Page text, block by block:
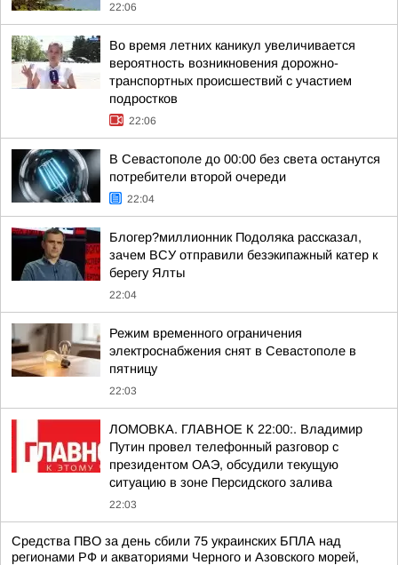
22:06
Во время летних каникул увеличивается
вероятность возникновения дорожно-
транспортных происшествий с участием
подростков
22:06
В Севастополе до 00:00 без света останутся
потребители второй очереди
22:04
Блогер?миллионник Подоляка рассказал,
зачем ВСУ отправили безэкипажный катер к
берегу Ялты
22:04
Режим временного ограничения
электроснабжения снят в Севастополе в
пятницу
22:03
ЛОМОВКА. ГЛАВНОЕ К 22:00:. Владимир
Путин провел телефонный разговор с
президентом ОАЭ, обсудили текущую
ситуацию в зоне Персидского залива
22:03
Средства ПВО за день сбили 75 украинских БПЛА над
регионами РФ и акваториями Черного и Азовского морей,